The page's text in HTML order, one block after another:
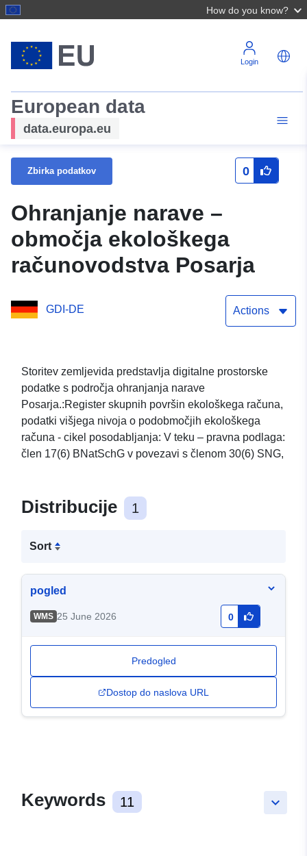
How do you know?
Login
European data
data.europa.eu
Zbirka podatkov 0
Ohranjanje narave –
območja ekološkega
računovodstva Posarja
GDI-DE Actions
Storitev zemljevida predstavlja digitalne prostorske
podatke s področja ohranjanja narave
Posarja.:Register skupnih površin ekološkega računa,
podatki višjega nivoja o podobmočjih ekološkega
računa - cikel posodabljanja: V teku – pravna podlaga:
člen 17(6) BNatSchG v povezavi s členom 30(6) SNG,
Distribucije 1
Sort
pogled
WMS 25 June 2026 0
Predogled
Dostop do naslova URL
keyboard_arrow_down
Keywords 11